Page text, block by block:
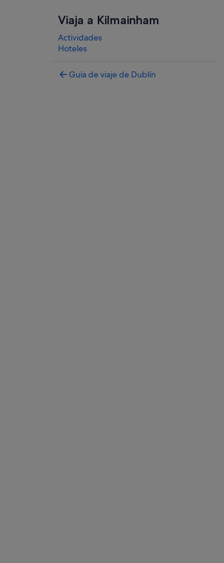
Viaja a Kilmainham
Actividades
Hoteles
Guía de viaje de Dublín